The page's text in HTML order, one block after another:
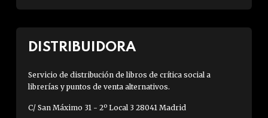
DISTRIBUIDORA
Servicio de distribución de libros de crítica social a
librerías y puntos de venta alternativos.
C/ San Máximo 31 - 2º Local 3 28041 Madrid